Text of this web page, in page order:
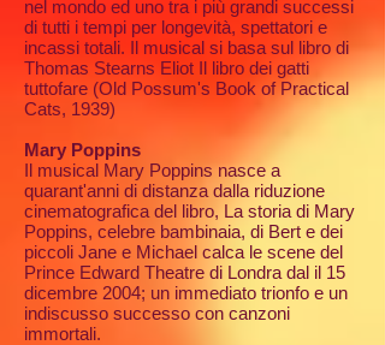
nel mondo ed uno tra i più grandi successi
di tutti i tempi per longevità, spettatori e
incassi totali. Il musical si basa sul libro di
Thomas Stearns Eliot Il libro dei gatti
tuttofare (Old Possum's Book of Practical
Cats, 1939)
Mary Poppins
Il musical Mary Poppins nasce a
quarant'anni di distanza dalla riduzione
cinematografica del libro, La storia di Mary
Poppins, celebre bambinaia, di Bert e dei
piccoli Jane e Michael calca le scene del
Prince Edward Theatre di Londra dal il 15
dicembre 2004; un immediato trionfo e un
indiscusso successo con canzoni
immortali.